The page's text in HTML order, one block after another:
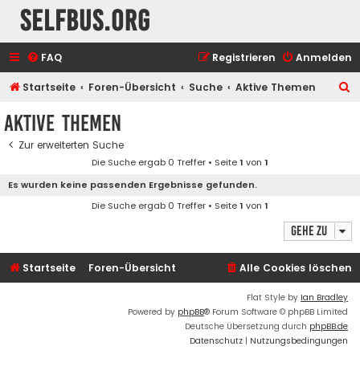
selfbus.org
FAQ Anmelden
Registrieren
Startseite Foren-Übersicht Suche Aktive Themen
Aktive Themen
Zur erweiterten Suche
Die Suche ergab 0 Treffer • Seite1 von 1
Es wurden keine passenden Ergebnisse gefunden.
Die Suche ergab 0 Treffer • Seite1 von 1
Gehe zu
Startseite Foren-Übersicht Alle Cookies löschen
Flat Style by Ian Bradley
Powered by phpBB® Forum Software © phpBB Limited
Deutsche Übersetzung durch phpBB.de
Datenschutz | Nutzungsbedingungen